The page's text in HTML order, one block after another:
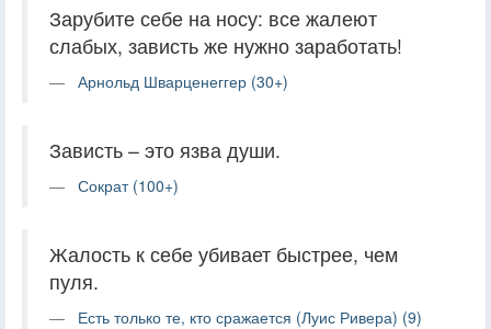
Зарубите себе на носу: все жалеют
слабых, зависть же нужно заработать!
Арнольд Шварценеггер (30+)
Зависть – это язва души.
Сократ (100+)
Жалость к себе убивает быстрее, чем
пуля.
Есть только те, кто сражается (Луис Ривера) (9)